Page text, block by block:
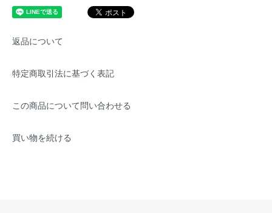
返品について
特定商取引法に基づく表記
この商品について問い合わせる
買い物を続ける